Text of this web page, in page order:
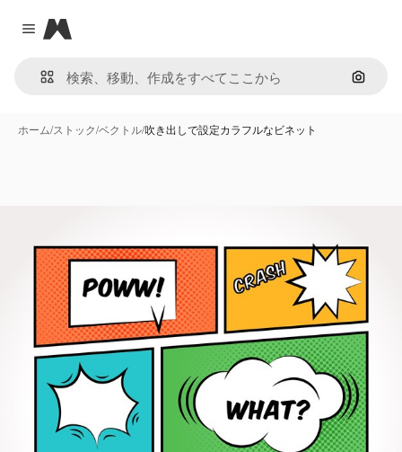
Close menu
Magnific
画像で
ホーム/ストック/ベクトル/吹き出しで設定カラフルなビネット